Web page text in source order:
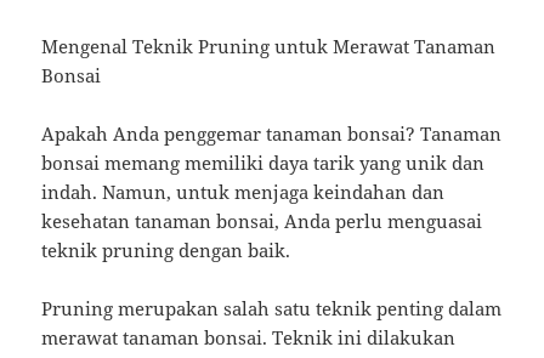
Mengenal Teknik Pruning untuk Merawat Tanaman
Bonsai
Apakah Anda penggemar tanaman bonsai? Tanaman
bonsai memang memiliki daya tarik yang unik dan
indah. Namun, untuk menjaga keindahan dan
kesehatan tanaman bonsai, Anda perlu menguasai
teknik pruning dengan baik.
Pruning merupakan salah satu teknik penting dalam
merawat tanaman bonsai. Teknik ini dilakukan